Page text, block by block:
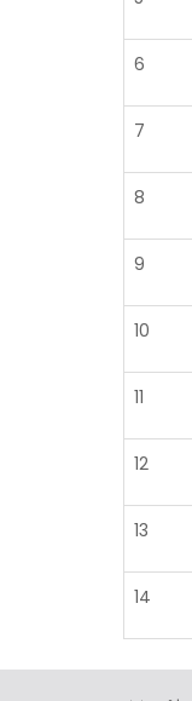
6
7
8
9
10
11
12
13
14